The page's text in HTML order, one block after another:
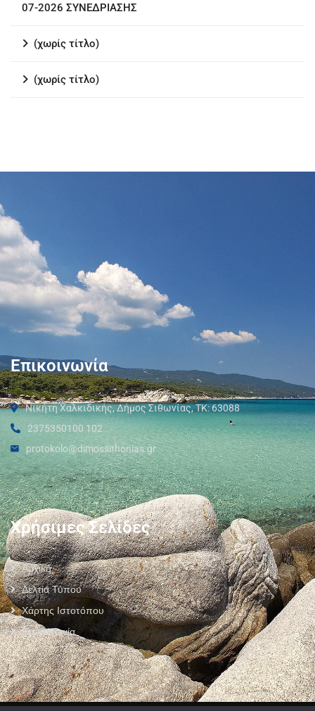
07-2026 ΣΥΝΕΔΡΙΑΣΗΣ
(χωρίς τίτλο)
(χωρίς τίτλο)
Επικοινωνία
Νικήτη Χαλκιδικής, Δήμος Σιθωνίας, ΤΚ: 63088
2375350100 102
protokolo@dimossithonias.gr
Χρήσιμες Σελίδες
Αρχική
Δελτία Τύπου
Χάρτης Ιστοτόπου
Επικοινωνία